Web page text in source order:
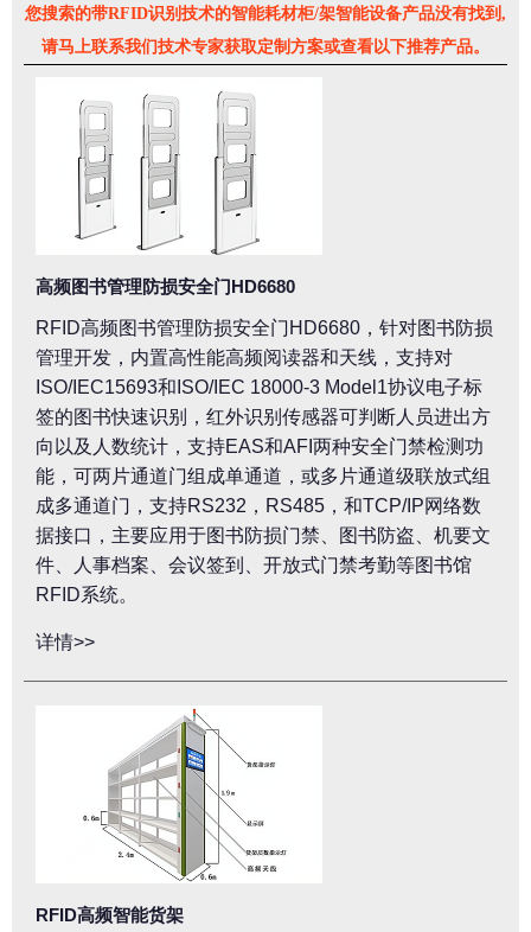
您搜索的带RFID识别技术的智能耗材柜/架智能设备产品没有找到,
请马上联系我们技术专家获取定制方案或查看以下推荐产品。
高频图书管理防损安全门HD6680
RFID高频图书管理防损安全门HD6680，针对图书防损
管理开发，内置高性能高频阅读器和天线，支持对
ISO/IEC15693和ISO/IEC 18000-3 Model1协议电子标
签的图书快速识别，红外识别传感器可判断人员进出方
向以及人数统计，支持EAS和AFI两种安全门禁检测功
能，可两片通道门组成单通道，或多片通道级联放式组
成多通道门，支持RS232，RS485，和TCP/IP网络数
据接口，主要应用于图书防损门禁、图书防盗、机要文
件、人事档案、会议签到、开放式门禁考勤等图书馆
RFID系统。
详情>>
RFID高频智能货架